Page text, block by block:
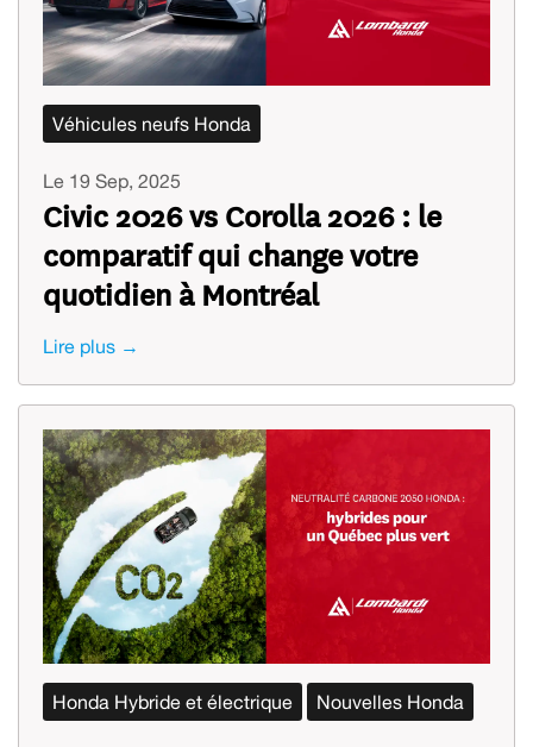
Véhicules neufs Honda
Le 19 Sep, 2025
Civic 2026 vs Corolla 2026 : le
comparatif qui change votre
quotidien à Montréal
Lire plus →
Honda Hybride et électrique Nouvelles Honda